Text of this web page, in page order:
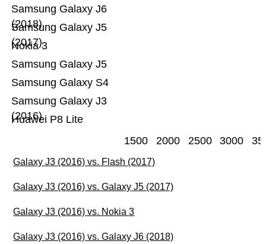
Huawei P8 Lite
Samsung Galaxy J3
(2016)
Samsung Galaxy S4
Samsung Galaxy J5
Nokia 3
Samsung Galaxy J5
(2017)
Samsung Galaxy J6
(2018)
1500 2000 2500 3000
Galaxy J3 (2016) vs. Flash (2017)
Galaxy J3 (2016) vs. Galaxy J5 (2017)
Galaxy J3 (2016) vs. Nokia 3
Galaxy J3 (2016) vs. Galaxy J6 (2018)